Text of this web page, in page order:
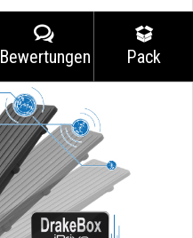
Bewertungen Pack